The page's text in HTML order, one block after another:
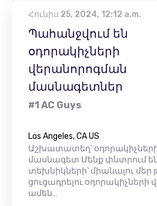
Հունիս 25, 2024, 12:12 a.m.
Պահանջվում են
օդորակիչների
վերանորոգման
մասնագետներ
#1 AC Guys
Los Angeles, CA US
Աշխատատեղ՝
մասնագետ Մենք փնտրում
տեխնիկների՝ միանալու մեր
ցուցադրելու օդորակիչների
ամեն…